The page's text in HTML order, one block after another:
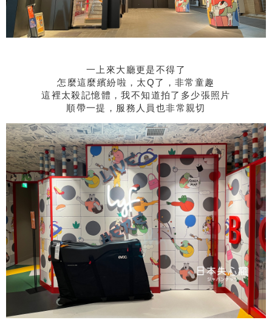
一上來大廳更是不得了
怎麼這麼繽紛啦，太Q了，非常童趣
這裡太殺記憶體，我不知道拍了多少張照片
順帶一提，服務人員也非常親切